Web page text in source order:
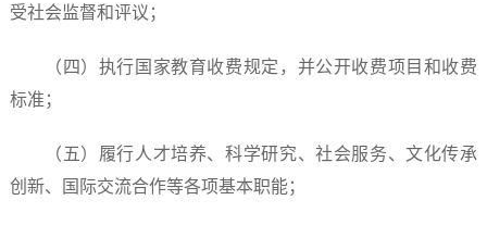
受社会监督和评议；
（四）执行国家教育收费规定，并公开收费项目和收费
标准；
（五）履行人才培养、科学研究、社会服务、文化传承
创新、国际交流合作等各项基本职能；